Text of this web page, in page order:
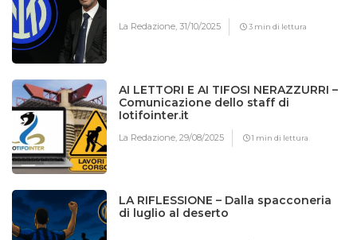
La Redazione,31/10/2025 3 min di lettura
AI LETTORI E AI TIFOSI NERAZZURRI –
Comunicazione dello staff di
Iotifointer.it
La Redazione,29/08/2025 1 min di lettura
LA RIFLESSIONE – Dalla spacconeria
di luglio al deserto